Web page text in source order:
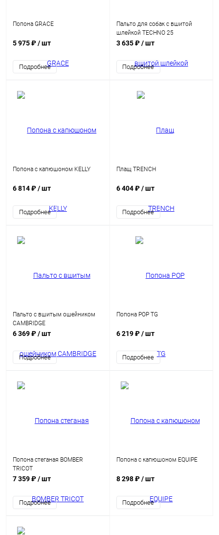
Попона GRACE
5 975 ₽/ шт
Подробнее
Пальто для собак с вшитой
шлейкой TECHNO 25
3 635 ₽/ шт
Подробнее
Попона с капюшоном KELLY
6 814 ₽/ шт
Подробнее
Плащ TRENCH
6 404 ₽/ шт
Подробнее
Пальто с вшитым ошейником
CAMBRIDGE
6 369 ₽/ шт
Подробнее
Попона POP TG
6 219 ₽/ шт
Подробнее
Попона стеганая BOMBER
TRICOT
7 359 ₽/ шт
Подробнее
Попона с капюшоном EQUIPE
8 298 ₽/ шт
Подробнее